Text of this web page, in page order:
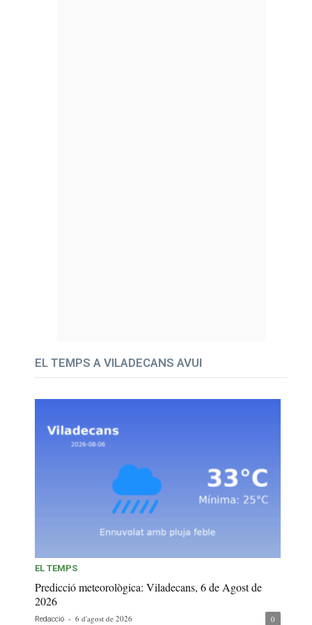
EL TEMPS A VILADECANS AVUI
EL TEMPS
Predicció meteorològica: Viladecans, 6 de Agost de
2026
Redacció - 6 d'agost de 2026 0